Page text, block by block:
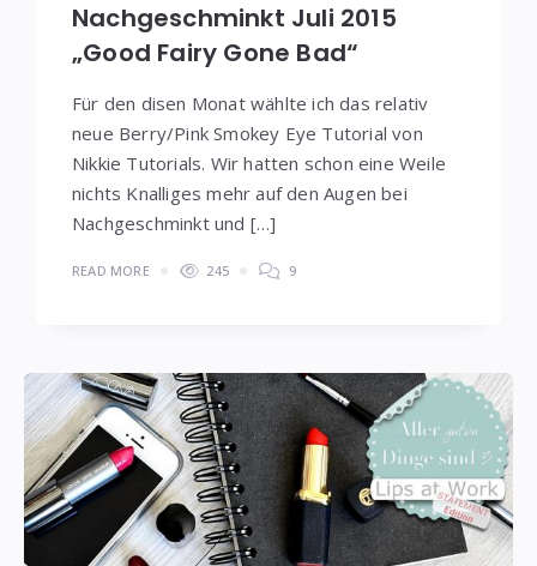
Nachgeschminkt Juli 2015
„Good Fairy Gone Bad“
Für den disen Monat wählte ich das relativ
neue Berry/Pink Smokey Eye Tutorial von
Nikkie Tutorials. Wir hatten schon eine Weile
nichts Knalliges mehr auf den Augen bei
Nachgeschminkt und […]
READ MORE 245 9